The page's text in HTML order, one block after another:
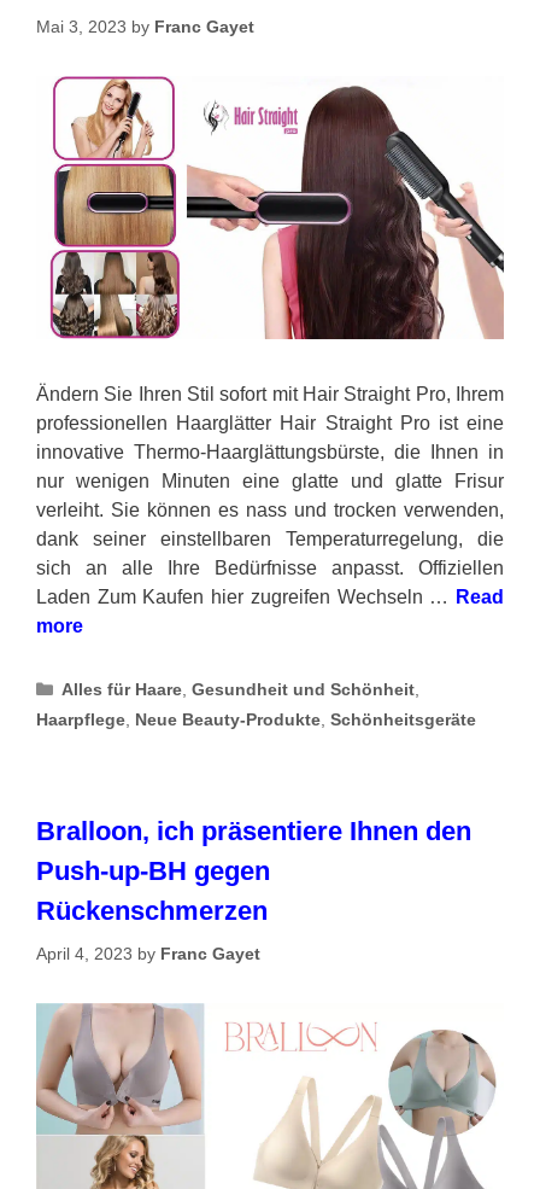
Mai 3, 2023 by Franc Gayet
Ändern Sie Ihren Stil sofort mit Hair Straight Pro, Ihrem
professionellen Haarglätter Hair Straight Pro ist eine
innovative Thermo-Haarglättungsbürste, die Ihnen in
nur wenigen Minuten eine glatte und glatte Frisur
verleiht. Sie können es nass und trocken verwenden,
dank seiner einstellbaren Temperaturregelung, die
sich an alle Ihre Bedürfnisse anpasst. Offiziellen
Laden Zum Kaufen hier zugreifen Wechseln …
Read
more
Categories
Alles für Haare,Gesundheit und Schönheit,
Haarpflege, Neue Beauty-Produkte, Schönheitsgeräte
Bralloon, ich präsentiere Ihnen den
Push-up-BH gegen
Rückenschmerzen
April 4, 2023 by Franc Gayet